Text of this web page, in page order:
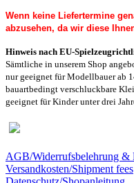
Wenn keine Liefertermine
abzusehen, da wir diese
Hinweis nach EU-
Sämtliche in unserem Shop
nur geeignet für Modellbauer ab
bauartbedingt verschluckbare
geeignet für Kinder unter drei
AGB/Widerrufsbelehrung &
Versandkosten/Shipment fees